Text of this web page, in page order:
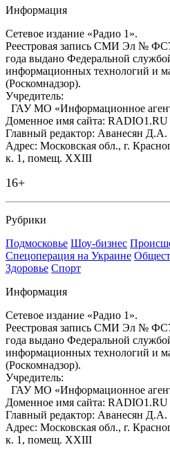
Информация
Сетевое издание «Радио 1».
Реестровая запись СМИ Эл №
года выдано Федеральной
информационных технологий и
(Роскомнадзор).
Учредитель:
ГАУ МО «Информационное
Доменное имя сайта: RADIO1.RU
Главный редактор: Аванесян Д.А.
Адрес: Московская обл., г.
к. 1, помещ. XXIII
16+
Рубрики
Подмосковье Шоу-бизнес
Спецоперация на Украине
Здоровье Спорт
Информация
Сетевое издание «Радио 1».
Реестровая запись СМИ Эл №
года выдано Федеральной
информационных технологий и
(Роскомнадзор).
Учредитель:
ГАУ МО «Информационное
Доменное имя сайта: RADIO1.RU
Главный редактор: Аванесян Д.А.
Адрес: Московская обл., г.
к. 1, помещ. XXIII